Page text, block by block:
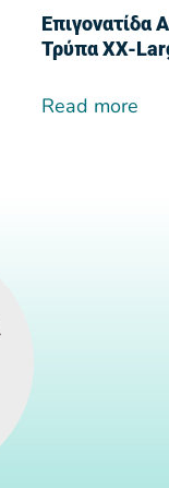
Επιγονατίδα
Τρύπα XX-
Read more